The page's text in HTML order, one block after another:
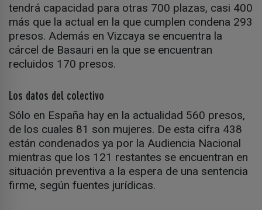
tendrá capacidad para otras 700 plazas, casi 400
más que la actual en la que cumplen condena 293
presos. Además en Vizcaya se encuentra la
cárcel de Basauri en la que se encuentran
recluidos 170 presos.
Los datos del colectivo
Sólo en España hay en la actualidad 560 presos,
de los cuales 81 son mujeres. De esta cifra 438
están condenados ya por la Audiencia Nacional
mientras que los 121 restantes se encuentran en
situación preventiva a la espera de una sentencia
firme, según fuentes jurídicas.